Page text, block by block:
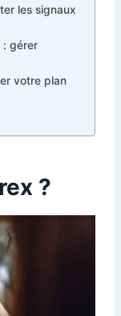
les signaux
: gérer
votre plan
?